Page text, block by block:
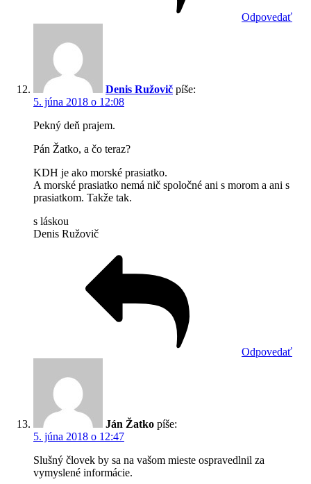
Odpovedať
Denis Ružovič píše:
5. júna 2018 o 12:08
Pekný deň prajem.
Pán Žatko, a čo teraz?
KDH je ako morské prasiatko.
A morské prasiatko nemá nič spoločné ani s morom a ani s
prasiatkom. Takže tak.
s láskou
Denis Ružovič
Odpovedať
Ján Žatko píše:
5. júna 2018 o 12:47
Slušný človek by sa na vašom mieste ospravedlnil za
vymyslené informácie.